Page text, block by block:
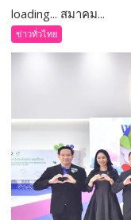
loading... สมาคม...
ข่าวทั่วไทย